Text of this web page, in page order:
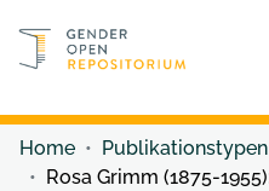
Discover content
Home Publikationstypen